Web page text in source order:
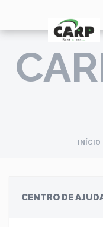
INÍCIO
CENTRO DE